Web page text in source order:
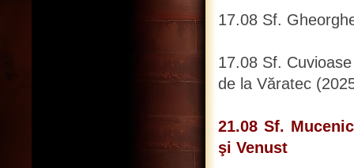
17.08 Sf.
17.08 Sf.
de la Văratec
21.08 Sf.
şi Venust